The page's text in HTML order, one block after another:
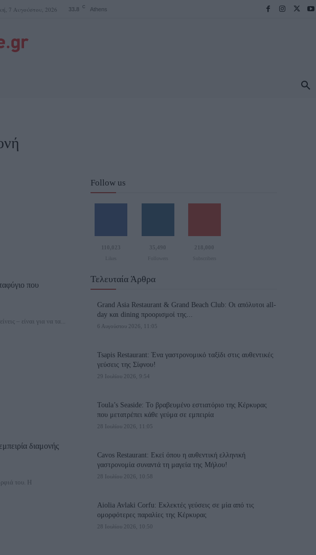
7 Αυγούστου, 2026 33.8 C Athens
που
– είναι για να τα...
διαμονής
του. Η
Follow us
110,023 35,490 218,000
Τελευταία Άρθρα
Grand Asia Restaurant & Grand Beach Club: Οι απόλυτοι all-
day και dining προορισμοί της...
6 Αυγούστου 2026, 11:05
Tsapis Restaurant: Ένα γαστρονομικό ταξίδι στις αυθεντικές
γεύσεις της Σίφνου!
29 Ιουλίου 2026, 9:54
Toula’s Seaside: Το βραβευμένο εστιατόριο της Κέρκυρας
που μετατρέπει κάθε γεύμα σε εμπειρία
28 Ιουλίου 2026, 11:05
Cavos Restaurant: Εκεί όπου η αυθεντική ελληνική
γαστρονομία συναντά τη μαγεία της Μήλου!
28 Ιουλίου 2026, 10:58
Aiolia Avlaki Corfu: Εκλεκτές γεύσεις σε μία από τις
ομορφότερες παραλίες της Κέρκυρας
28 Ιουλίου 2026, 10:50